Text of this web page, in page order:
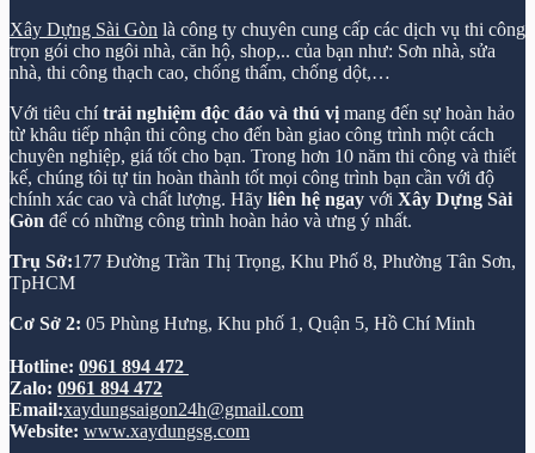
Xây Dựng Sài Gòn là công ty chuyên cung cấp các dịch vụ thi công
trọn gói cho ngôi nhà, căn hộ, shop,.. của bạn như: Sơn nhà, sửa
nhà, thi công thạch cao, chống thấm, chống dột,…
Với tiêu chítrải nghiệm độc đáo và thú vị mang đến sự hoàn hảo
từ khâu tiếp nhận thi công cho đến bàn giao công trình một cách
chuyên nghiệp, giá tốt cho bạn. Trong hơn 10 năm thi công và thiết
kế, chúng tôi tự tin hoàn thành tốt mọi công trình bạn cần với độ
chính xác cao và chất lượng. Hãy liên hệ ngay với Xây Dựng Sài
Gòn để có những công trình hoàn hảo và ưng ý nhất.
Trụ Sở:177 Đường Trần Thị Trọng, Khu Phố 8, Phường Tân Sơn,
TpHCM
Cơ Sở 2: 05 Phùng Hưng, Khu phố 1, Quận 5, Hồ Chí Minh
Hotline: 0961 894 472
Zalo: 0961 894 472
Email:xaydungsaigon24h@gmail.com
Website: www.xaydungsg.com